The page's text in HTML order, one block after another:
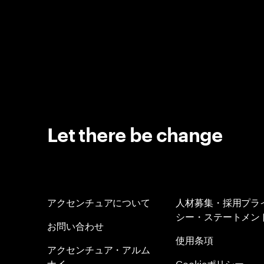
Let there be change
アクセンチュアについて
お問い合わせ
アクセンチュア・アルム
人材募集・採用プラ
シー・ステートメン
使用条項